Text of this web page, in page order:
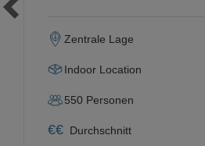
Zentrale Lage
Indoor Location
550 Personen
€€ Durchschnitt